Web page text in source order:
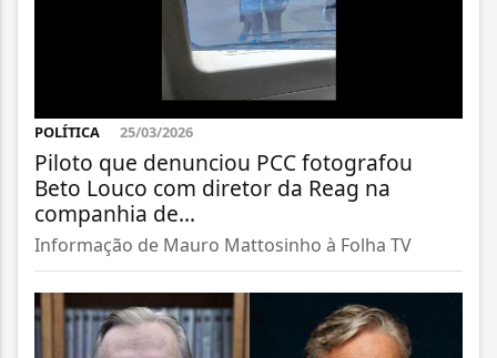
POLÍTICA 25/03/2026
Piloto que denunciou PCC fotografou
Beto Louco com diretor da Reag na
companhia de...
Informação de Mauro Mattosinho à Folha TV